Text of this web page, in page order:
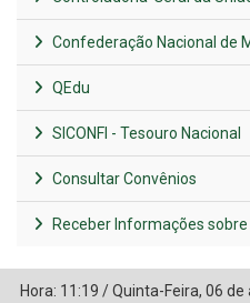
Confederação Nacional de
QEdu
SICONFI - Tesouro Nacional
Consultar Convênios
Receber Informações
Hora: 11:19 /Quinta-Feira, 06 de